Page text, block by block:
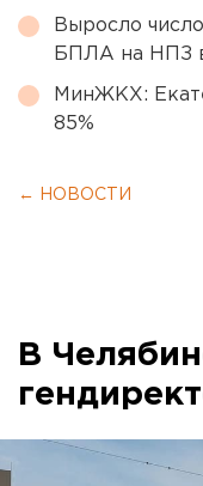
Выросло
БПЛА на НПЗ
МинЖКХ:
85%
← НОВОСТИ
В